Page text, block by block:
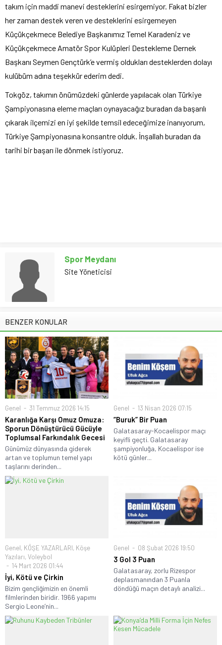
takım için maddi manevi desteklerini esirgemiyor. Fakat bizler
her zaman destek veren ve desteklerini esirgemeyen
Küçükçekmece Belediye Başkanımız Temel Karadeniz ve
Küçükçekmece Amatör Spor Kulüpleri Destekleme Dernek
Başkanı Seymen Gençtürk’e vermiş oldukları desteklerden dolayı
kulübüm adına teşekkür ederim dedi.
Tokgöz, takımın önümüzdeki günlerde yapılacak olan Türkiye
Şampiyonasına eleme maçları oynayacağız buradan da başarılı
çıkarak ilçemizi en iyi şekilde temsil edeceğimize inanıyorum,
Türkiye Şampiyonasına konsantre olduk. İnşallah buradan da
tarihi bir başarı ile dönmek istiyoruz.
Spor Meydanı
Site Yöneticisi
BENZER KONULAR
Genel 31 Temmuz 2026 14:15
Karanlığa Karşı Omuz Omuza:
Sporun Dönüştürücü Gücüyle
Toplumsal Farkındalık Gecesi
Günümüz dünyasında giderek
artan ve toplumun temel yapı
taşlarını derinden...
Genel 13 Nisan 2026 07:15
“Buruk” Bir Puan
Galatasaray-Kocaelispor maçı
keyifli geçti. Galatasaray
şampiyonluğa, Kocaelispor ise
kötü günler...
Genel, KÖŞE YAZARLARI, Köşe
Yazıları, Voleybol
14 Mart 2026 01:44
İyi, Kötü ve Çirkin
Bizim gençliğimizin en önemli
filmlerinden biridir. 1966 yapımı
Sergio Leone’nin...
Genel 08 Şubat 2026 19:50
3 Gol 3 Puan
Galatasaray, zorlu Rizespor
deplasmanından 3 Puanla
döndüğü maçın detaylı analizi...